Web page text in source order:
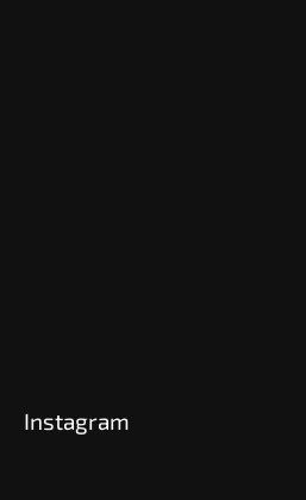
Instagram